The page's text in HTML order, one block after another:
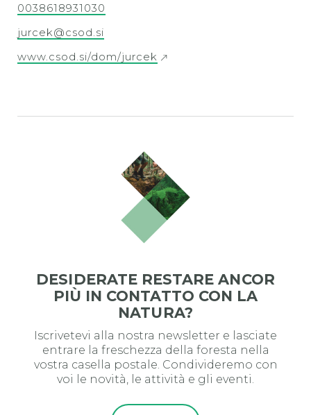
0038618931030
jurcek@csod.si
www.csod.si/dom/jurcek
DESIDERATE RESTARE ANCOR
PIÙ IN CONTATTO CON LA
NATURA?
Iscrivetevi alla nostra newsletter e lasciate
entrare la freschezza della foresta nella
vostra casella postale. Condivideremo con
voi le novità, le attività e gli eventi.